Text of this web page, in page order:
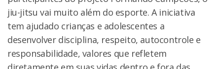
jiu-jitsu vai muito além do esporte. A iniciativa
tem ajudado crianças e adolescentes a
desenvolver disciplina, respeito, autocontrole e
responsabilidade, valores que refletem